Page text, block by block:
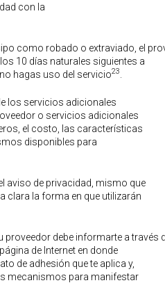
con la
como robado o extraviado, el
10 días naturales siguientes a
hagas uso del servicio23
los servicios adicionales
o servicios adicionales
el costo, las características
disponibles para
aviso de privacidad, mismo que
clara la forma en que utilizarán
proveedor debe informarte a través
de Internet en donde
de adhesión que te aplica y,
mecanismos para manifestar